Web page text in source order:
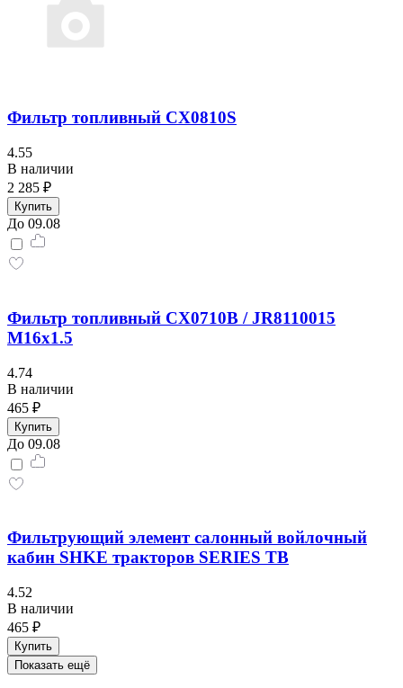
Фильтр топливный CX0810S
4.55
В наличии
2 285 ₽
Купить
До 09.08
Фильтр топливный CX0710B / JR8110015
М16x1.5
4.74
В наличии
465 ₽
Купить
До 09.08
Фильтрующий элемент салонный войлочный
кабин SHKE тракторов SERIES TB
4.52
В наличии
465 ₽
Купить
Показать ещё